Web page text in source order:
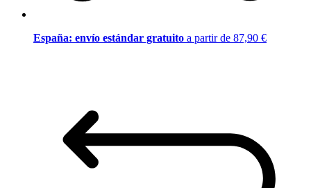
España: envío estándar gratuito a partir de 87,90 €